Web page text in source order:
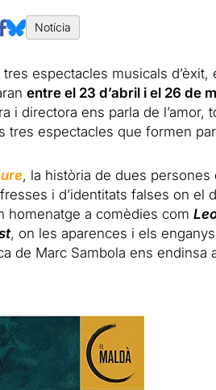
Notícia
tres espectacles musicals
entre el 23 d’abril i el 26 de
i directora ens parla de l’amor,
tres espectacles que formen
, la història de dues
i d’identitats falses on el
homenatge a comèdies com
, on les aparences i els
de Marc Sambola ens endinsa